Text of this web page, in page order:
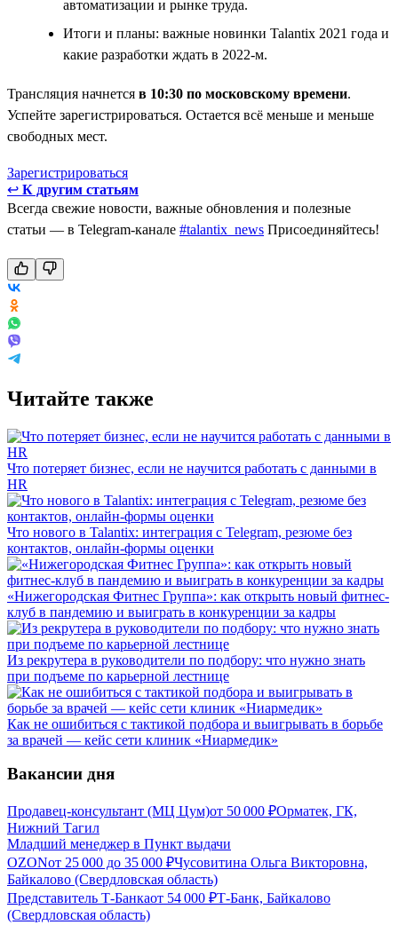
автоматизации и рынке труда.
Итоги и планы: важные новинки Talantix 2021 года и
какие разработки ждать в 2022-м.
Трансляция начнется в 10:30 по московскому времени.
Успейте зарегистрироваться. Остается всё меньше и меньше
свободных мест.
Зарегистрироваться
↩ К другим статьям
Всегда свежие новости, важные обновления и полезные
статьи — в Telegram-канале #talantix_news Присоединяйтесь!
Читайте также
Что потеряет бизнес, если не научится работать с данными в
HR
Что нового в Talantix: интеграция с Telegram, резюме без
контактов, онлайн-формы оценки
«Нижегородская Фитнес Группа»: как открыть новый фитнес-
клуб в пандемию и выиграть в конкуренции за кадры
Из рекрутера в руководители по подбору: что нужно знать
при подъеме по карьерной лестнице
Как не ошибиться с тактикой подбора и выигрывать в борьбе
за врачей — кейс сети клиник «Ниармедик»
Вакансии дня
Продавец-консультант (МЦ Цум)от 50 000 ₽Орматек, ГК,
Нижний Тагил
Младший менеджер в Пункт выдачи
OZONот 25 000 до 35 000 ₽Чусовитина Ольга Викторовна,
Байкалово (Свердловская область)
Представитель Т-Банкаот 54 000 ₽Т-Банк, Байкалово
(Свердловская область)